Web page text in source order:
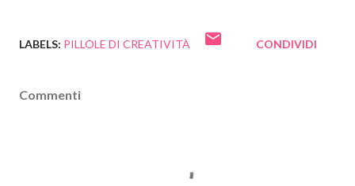
LABELS: PILLOLE DI CREATIVITÀ CONDIVIDI
Commenti